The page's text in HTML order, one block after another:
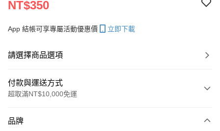
NT$350
App 結帳可享專屬活動優惠價 立即下載
請選擇商品選項
付款與運送方式
超取滿NT$10,000免運
信用卡一次付款
品牌